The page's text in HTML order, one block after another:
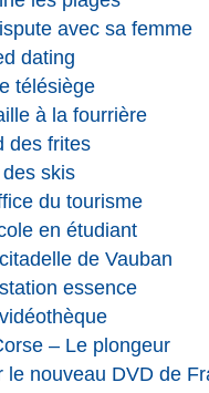
avec sa femme
dating
télésiège
à la fourrière
des frites
skis
du tourisme
en étudiant
de Vauban
essence
– Le plongeur
le nouveau DVD de